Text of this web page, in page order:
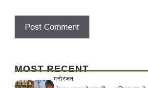
MOST RECENT
मनोरंजन